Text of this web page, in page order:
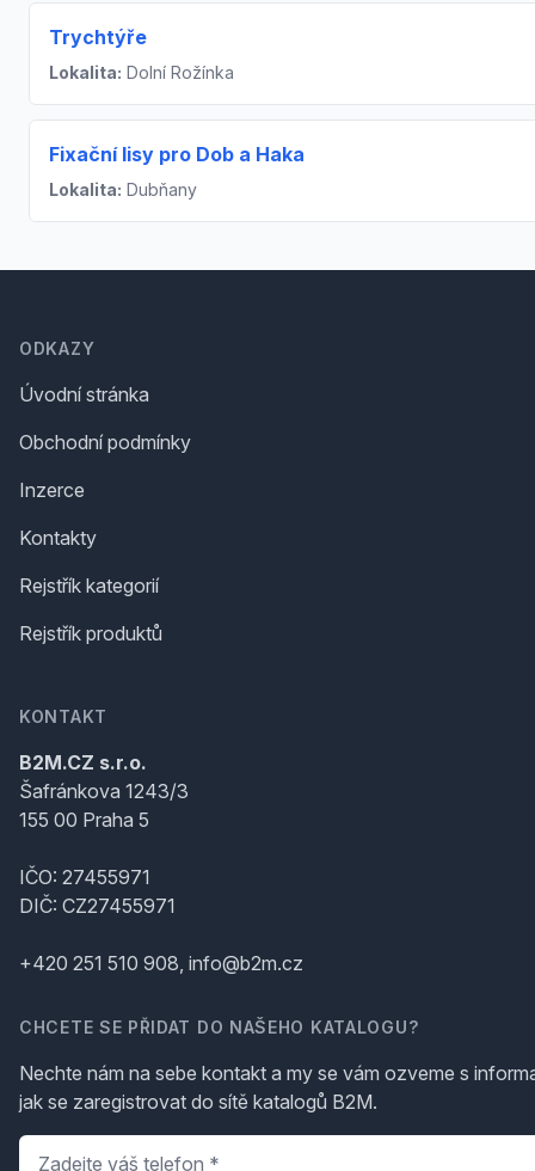
Trychtýře
Lokalita: Dolní Rožínka
Fixační lisy pro Dob a Haka
Lokalita: Dubňany
ODKAZY
Úvodní stránka
Obchodní podmínky
Inzerce
Kontakty
Rejstřík kategorií
Rejstřík produktů
KONTAKT
B2M.CZ s.r.o.
Šafránkova 1243/3
155 00 Praha 5
IČO: 27455971
DIČ: CZ27455971
+420 251 510 908, info@b2m.cz
CHCETE SE PŘIDAT DO NAŠEHO KATALOGU?
Nechte nám na sebe kontakt a my se vám ozveme s
jak se zaregistrovat do sítě katalogů B2M.
Telefon